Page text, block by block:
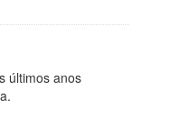
últimos anos